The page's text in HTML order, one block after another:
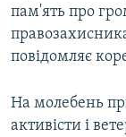
пам'ять про
повідомляє
На молебень
активісти і